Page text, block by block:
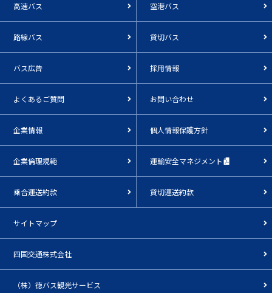
高速バス 空港バス
路線バス 貸切バス
バス広告 採用情報
よくあるご質問 お問い合わせ
企業情報 個人情報保護方針
企業倫理規範 運輸安全マネジメント
乗合運送約款 貸切運送約款
サイトマップ
四国交通株式会社
（株）徳バス観光サービス